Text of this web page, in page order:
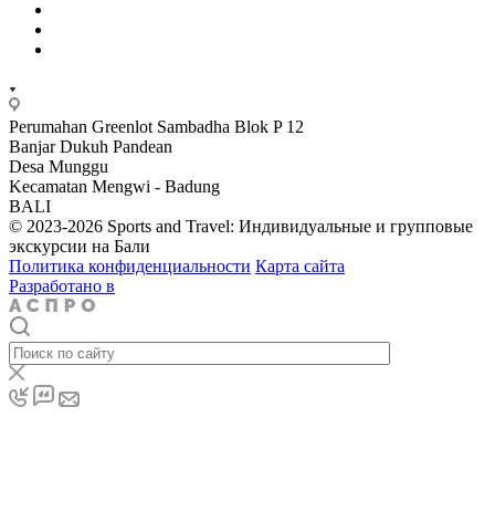
Perumahan Greenlot Sambadha Blok P 12
Banjar Dukuh Pandean
Desa Munggu
Kecamatan Mengwi - Badung
BALI
© 2023-2026 Sports and Travel: Индивидуальные и групповые
экскурсии на Бали
Политика конфиденциальности Карта сайта
Разработано в